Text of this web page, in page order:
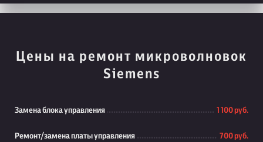
Цены на ремонт микроволновок
Siemens
Замена блока управления 1 100 руб.
Ремонт/замена платы управления 700 руб.